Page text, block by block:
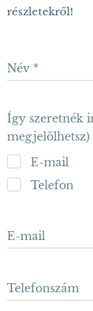
részletekről!
Név
Így szeretnék
megjelölhetsz)
E-mail
Telefon
E-mail
Telefonszám